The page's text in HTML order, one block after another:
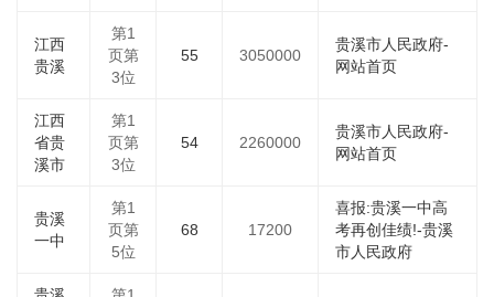
江西
贵溪
第1
页第
3位
55 3050000
贵溪市人民政府-
网站首页
江西
省贵
溪市
第1
页第
3位
54 2260000
贵溪市人民政府-
网站首页
贵溪
一中
第1
页第
5位
68 17200
喜报:贵溪一中高
考再创佳绩!-贵溪
市人民政府